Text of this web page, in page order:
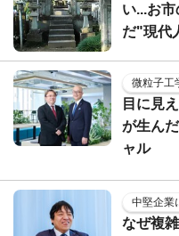
い...お
だ"現代
微粒子工
目に見
が生ん
ャル
中堅企業
なぜ複